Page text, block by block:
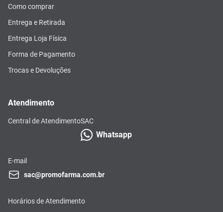
Como comprar
Entrega e Retirada
Entrega Loja Física
Forma de Pagamento
Trocas e Devoluções
Atendimento
Central de AtendimentoSAC
Whatsapp
E-mail
sac@promofarma.com.br
Horários de Atendimento